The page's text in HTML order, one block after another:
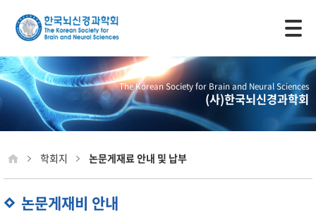
The Korean Society for Brain and Neural Sciences
(사)한국뇌신경과학회
학회지 논문게재료 안내 및 납부
논문게재비 안내